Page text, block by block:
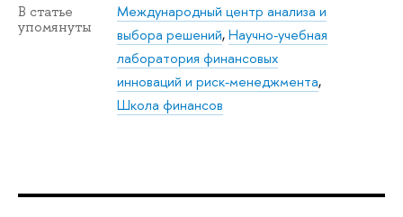
В статье
упомянуты
Международный центр анализа и
выбора решений,Научно-учебная
лаборатория финансовых
инноваций и риск-менеджмента,
Школа финансов